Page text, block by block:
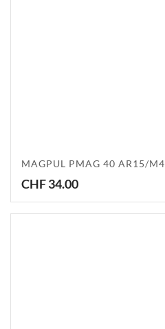
MAGPUL PMAG 40 AR15/M4
CHF34.00